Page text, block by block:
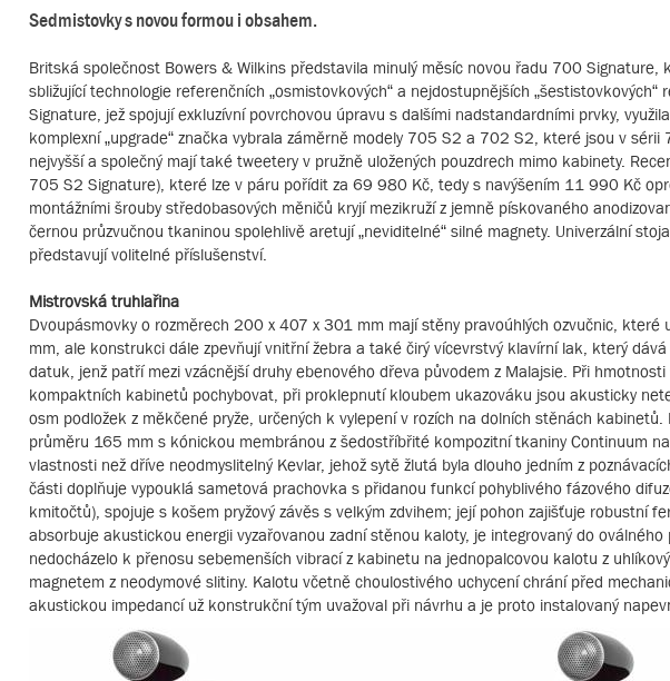
Sedmistovky s novou formou i obsahem.
Britská společnost Bowers & Wilkins představila minulý měsíc novou řadu 700 Signature,
sbližující technologie referenčních „osmistovkových“ a nejdostupnějších
Signature, jež spojují exkluzívní povrchovou úpravu s dalšími nadstandardními prvky,
komplexní „upgrade“ značka vybrala záměrně modely 705 S2 a 702 S2, které jsou v
nejvyšší a společný mají také tweetery v pružně uložených pouzdrech mimo kabinety.
705 S2 Signature), které lze v páru pořídit za 69 980 Kč, tedy s navýšením 11 990 Kč
montážními šrouby středobasových měničů kryjí mezikruží z jemně pískovaného
černou průzvučnou tkaninou spolehlivě aretují „neviditelné“ silné magnety. Univerzální
představují volitelné příslušenství.
Mistrovská truhlařina
Dvoupásmovky o rozměrech 200 x 407 x 301 mm mají stěny pravoúhlých ozvučnic,
mm, ale konstrukci dále zpevňují vnitřní žebra a také čirý vícevrstvý klavírní lak, který
datuk, jenž patří mezi vzácnější druhy ebenového dřeva původem z Malajsie. Při
kompaktních kabinetů pochybovat, při proklepnutí kloubem ukazováku jsou akusticky
osm podložek z měkčené pryže, určených k vylepení v rozích na dolních stěnách
průměru 165 mm s kónickou membránou z šedostříbřité kompozitní tkaniny Continuum
vlastnosti než dříve neodmyslitelný Kevlar, jehož sytě žlutá byla dlouho jedním z
části doplňuje vypouklá sametová prachovka s přidanou funkcí pohyblivého fázového
kmitočtů), spojuje s košem pryžový závěs s velkým zdvihem; její pohon zajišťuje robustní
absorbuje akustickou energii vyzařovanou zadní stěnou kaloty, je integrovaný do
nedocházelo k přenosu sebemenších vibrací z kabinetu na jednopalcovou kalotu z
magnetem z neodymové slitiny. Kalotu včetně choulostivého uchycení chrání před
akustickou impedancí už konstrukční tým uvažoval při návrhu a je proto instalovaný